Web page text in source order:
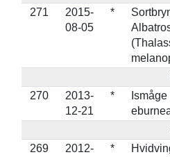
271
2015-
08-05
*
270
2013-
12-21
*
269
2012-
*